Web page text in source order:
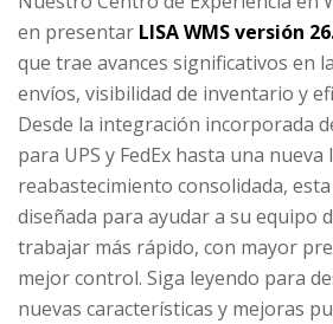
en presentar LISA WMS versión
que trae avances significativos en
envíos, visibilidad de inventario y
Desde la integración incorporada
para UPS y FedEx hasta una nueva
reabastecimiento consolidada,
diseñada para ayudar a su equipo
trabajar más rápido, con mayor
mejor control. Siga leyendo para
nuevas características y mejoras